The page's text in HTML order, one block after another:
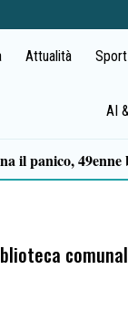
Attualità Sport
AI